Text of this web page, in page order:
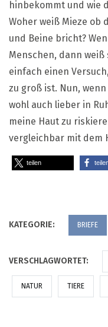
hinbekommt und wie
Woher weiß Mieze ob
und Beine bricht?
Menschen, dann
einfach einen
zu groß ist. Nun,
wohl auch lieber in
meine Haut zu
vergleichbar mit dem
teilen
KATEGORIE: BRIEFE
VERSCHLAGWORTET:
NATUR TIERE